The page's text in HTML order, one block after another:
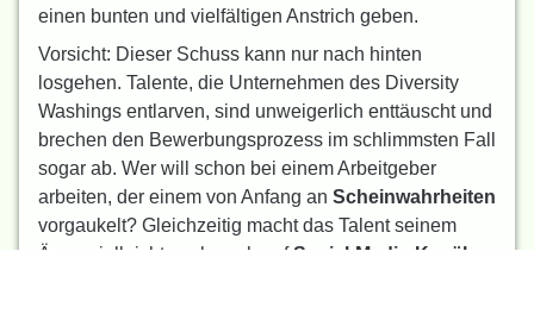
einen bunten und vielfältigen Anstrich geben.
Vorsicht: Dieser Schuss kann nur nach hinten
losgehen. Talente, die Unternehmen des Diversity
Washings entlarven, sind unweigerlich enttäuscht und
brechen den Bewerbungsprozess im schlimmsten Fall
sogar ab. Wer will schon bei einem Arbeitgeber
arbeiten, der einem von Anfang an Scheinwahrheiten
vorgaukelt? Gleichzeitig macht das Talent seinem
Ärger vielleicht auch noch auf Social-Media-Kanälen